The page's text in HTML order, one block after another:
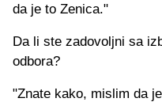
da je to Zenica."
Da li ste zadovoljni sa
odbora?
"Znate kako, mislim da